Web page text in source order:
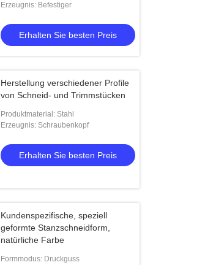
Erzeugnis: Befestiger
Erhalten Sie besten Preis
Herstellung verschiedener Profile
von Schneid- und Trimmstücken
Produktmaterial: Stahl
Erzeugnis: Schraubenkopf
Erhalten Sie besten Preis
Kundenspezifische, speziell
geformte Stanzschneidform,
natürliche Farbe
Formmodus: Druckguss